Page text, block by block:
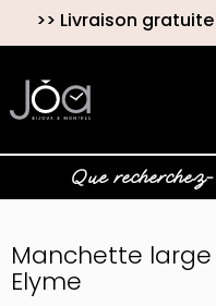
>> Livraison
Manchette large
Elyme